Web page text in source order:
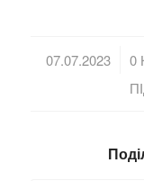
07.07.2023
/ 0